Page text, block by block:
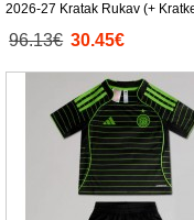
2026-27 Kratak Rukav (+
96.13€ 30.45€